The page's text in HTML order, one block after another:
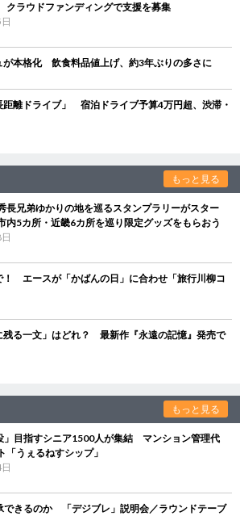
ラウドファンディングで支援を募集
が本格化 飲食料品値上げ、約3年ぶりの多さに
距離ドライブ」 宿泊ドライブ予算4万円超、渋滞・
もっと見る
長兄弟ゆかりの地を巡るスタンプラリーがスター
内5カ所・近畿6カ所を巡り限定グッズをもらおう
！ エースが「かばんの日」に合わせ「旅行川柳コ
残る一文」はどれ？ 最新作『永遠の記憶』発売で
もっと見る
」目指すシニア1500人が集結 マンション管理代
「うぇるねすシップ」
できるのか 「デジブレ」説明会／ラウンドテーブ